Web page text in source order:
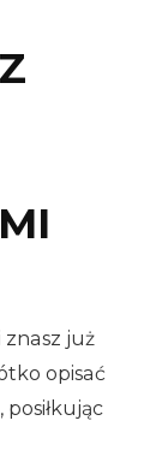
znasz już
opisać